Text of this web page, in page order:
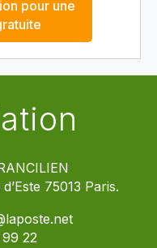
pour une
75013 Paris.
22